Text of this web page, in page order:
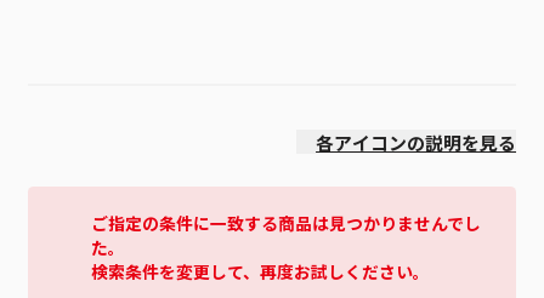
各アイコンの説明を見る
ご指定の条件に一致する商品は見つかりませんでし
た。
検索条件を変更して、再度お試しください。